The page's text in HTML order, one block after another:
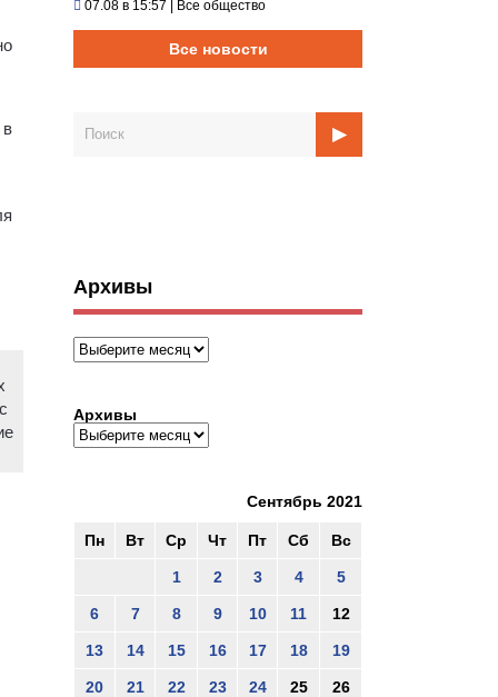
в
07.08 в 15:57 | Все общество
Все новости
Архивы
Архивы
Архивы
Сентябрь 2021
Пн Вт Ср Чт Пт Сб Вс
1 2 3 4 5
6 7 8 9 10 11 12
13 14 15 16 17 18 19
20 21 22 23 24 25 26